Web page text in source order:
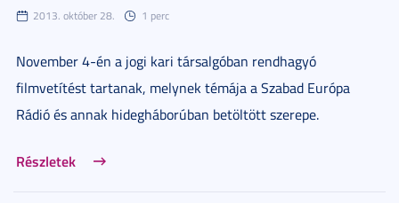
2013. október 28. 1 perc
November 4-én a jogi kari társalgóban rendhagyó
filmvetítést tartanak, melynek témája a Szabad Európa
Rádió és annak hidegháborúban betöltött szerepe.
Részletek